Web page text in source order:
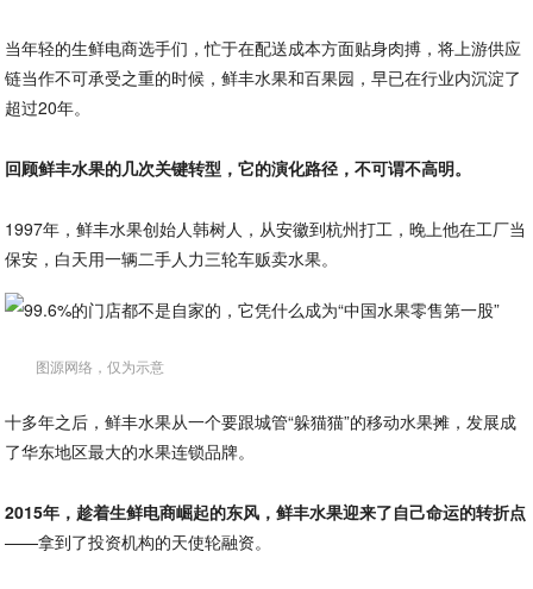
当年轻的生鲜电商选手们，忙于在配送成本方面贴身肉搏，将上游供应
链当作不可承受之重的时候，鲜丰水果和百果园，早已在行业内沉淀了
超过20年。
回顾鲜丰水果的几次关键转型，它的演化路径，不可谓不高明。
1997年，鲜丰水果创始人韩树人，从安徽到杭州打工，晚上他在工厂当
保安，白天用一辆二手人力三轮车贩卖水果。
图源网络，仅为示意
十多年之后，鲜丰水果从一个要跟城管“躲猫猫”的移动水果摊，发展成
了华东地区最大的水果连锁品牌。
2015年，趁着生鲜电商崛起的东风，鲜丰水果迎来了自己命运的转折点
——拿到了投资机构的天使轮融资。